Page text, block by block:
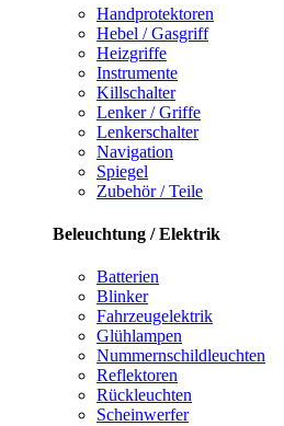
Handprotektoren
Hebel / Gasgriff
Heizgriffe
Instrumente
Killschalter
Lenker / Griffe
Lenkerschalter
Navigation
Spiegel
Zubehör / Teile
Beleuchtung / Elektrik
Batterien
Blinker
Fahrzeugelektrik
Glühlampen
Nummernschildleuchten
Reflektoren
Rückleuchten
Scheinwerfer